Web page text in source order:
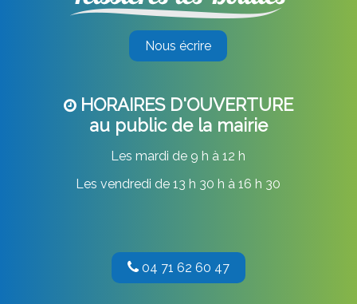
Nous écrire
HORAIRES D'OUVERTURE
au public de la mairie
Les mardi de 9 h à 12 h
Les vendredi de 13 h 30 h à 16 h 30
04 71 62 60 47